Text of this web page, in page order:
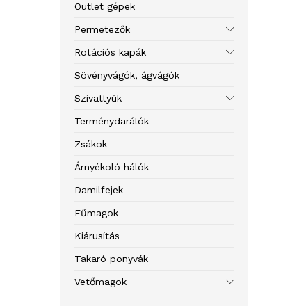
Outlet gépek
Permetezők
Rotációs kapák
Sövényvágók, ágvágók
Szivattyúk
Terménydarálók
Zsákok
Árnyékoló hálók
Damilfejek
Fűmagok
Kiárusítás
Takaró ponyvák
Vetőmagok